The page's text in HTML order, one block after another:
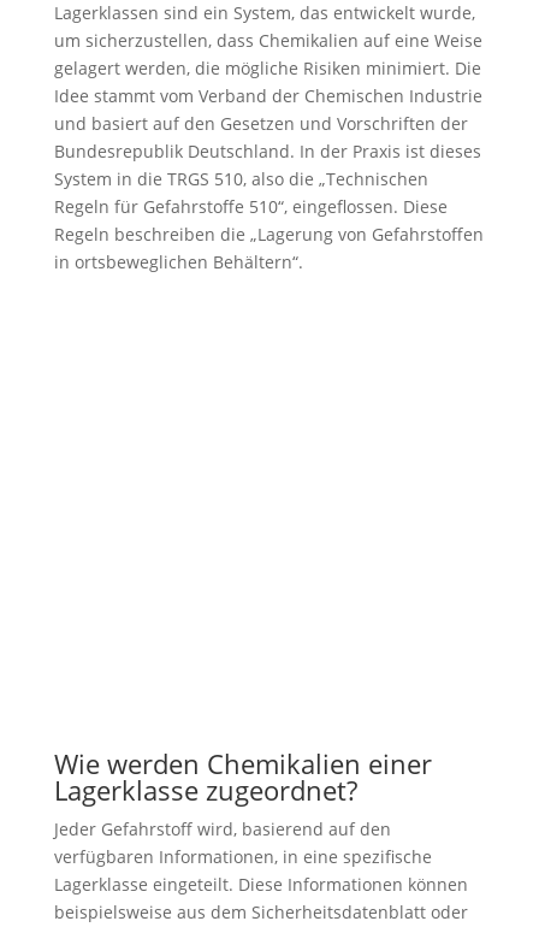
Lagerklassen sind ein System, das entwickelt wurde,
um sicherzustellen, dass Chemikalien auf eine Weise
gelagert werden, die mögliche Risiken minimiert. Die
Idee stammt vom Verband der Chemischen Industrie
und basiert auf den Gesetzen und Vorschriften der
Bundesrepublik Deutschland. In der Praxis ist dieses
System in die TRGS 510, also die „Technischen
Regeln für Gefahrstoffe 510“, eingeflossen. Diese
Regeln beschreiben die „Lagerung von Gefahrstoffen
in ortsbeweglichen Behältern“.
Wie werden Chemikalien einer
Lagerklasse zugeordnet?
Jeder Gefahrstoff wird, basierend auf den
verfügbaren Informationen, in eine spezifische
Lagerklasse eingeteilt. Diese Informationen können
beispielsweise aus dem Sicherheitsdatenblatt oder